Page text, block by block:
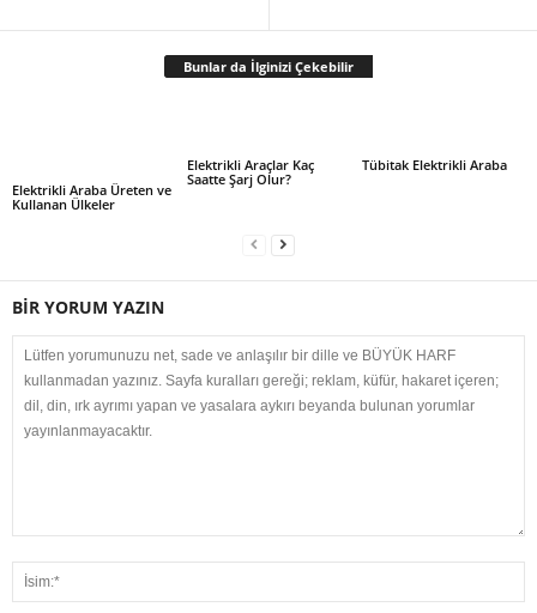
Bunlar da İlginizi Çekebilir
Elektrikli Araba Üreten ve
Kullanan Ülkeler
Elektrikli Araçlar Kaç
Saatte Şarj Olur?
Tübitak Elektrikli Araba
BİR YORUM YAZIN